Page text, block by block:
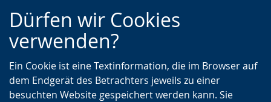
Zur
Hauptnavigation
Zur
Seitennavigation
Zum
Inhalt
Dürfen wir Cookies
verwenden?
Ein Cookie ist eine Textinformation, die im Browser auf
dem Endgerät des Betrachters jeweils zu einer
besuchten Website gespeichert werden kann. Sie